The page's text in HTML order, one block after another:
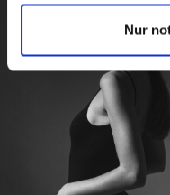
Nur